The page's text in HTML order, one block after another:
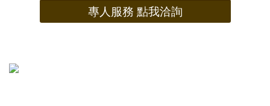
專人服務 點我洽詢